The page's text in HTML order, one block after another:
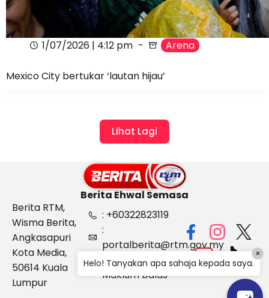
1/07/2026 | 4:12 pm Arena
Mexico City bertukar ‘lautan hijau’
Lihat Lagi
Berita Ehwal Semasa
Berita RTM,
Wisma Berita,
Angkasapuri
Kota Media,
50614 Kuala
Lumpur
: +60322823119
:
portalberita@rtm.gov.my
: Aduan &
Maklum balas
Helo! Tanyakan apa sahaja kepada saya.
×